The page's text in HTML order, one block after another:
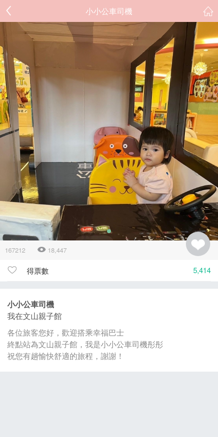
小小公車司機
167212 18,447
得票數 5,414
小小公車司機
我在文山親子館
各位旅客您好，歡迎搭乘幸福巴士
終點站為文山親子館，我是小小公車司機彤彤
祝您有趟愉快舒適的旅程，謝謝！